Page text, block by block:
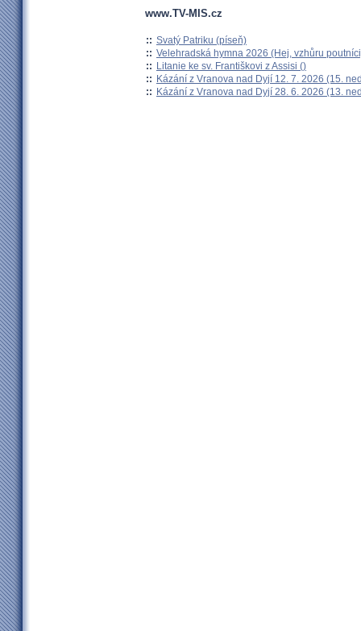
www.TV-MIS.cz
:: Svatý Patriku (píseň)
:: Velehradská hymna 2026 (Hej, vzhůru
:: Litanie ke sv. Františkovi z Assisi ()
:: Kázání z Vranova nad Dyjí 12. 7. 2026 (15.
:: Kázání z Vranova nad Dyjí 28. 6. 2026 (13.